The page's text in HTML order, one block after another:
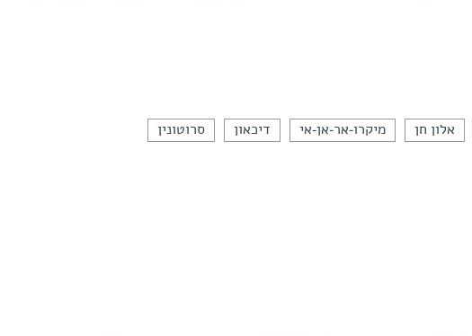
אלון חן מיקרו-אר-אן-אי דיכאון סרוטונין